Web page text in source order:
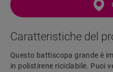
Caratteristiche del
Questo battiscopa grande è
in polistirene riciclabile. Puoi